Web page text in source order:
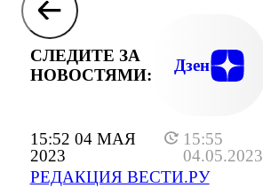
15:52 04 МАЯ
2023
15:55
04.05.2023
РЕДАКЦИЯ ВЕСТИ.РУ
СЛЕДИТЕ ЗА
НОВОСТЯМИ:
Дзен